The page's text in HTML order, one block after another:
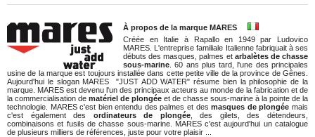
À propos de la marque MARES
Créée en Italie à Rapallo en 1949 par Ludovico
MARES. L'entreprise familiale Italienne fabriquait à ses
débuts des masques, palmes et arbalètes de chasse
sous-marine . 60 ans plus tard, l'une des principales
usine de la marque est toujours installée dans cette petite ville de la province de Gênes.
Aujourd'hui le slogan MARES "JUST ADD WATER" résume bien la philosophie de la
marque. MARES est devenu l'un des principaux acteurs au monde de la fabrication et de
la commercialisation de matériel de plongée et de chasse sous-marine à la pointe de la
technologie. MARES c'est bien entendu des palmes et desmasques de plongée mais
c'est également des ordinateurs de plongée, des gilets, des détendeurs,
combinaisons et fusils de chasse sous-marine. MARES c'est aujourd'hui un catalogue
de plusieurs milliers de références, juste pour votre plaisir ...